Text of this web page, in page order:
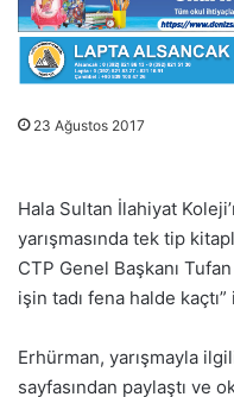
23 Ağustos 2017
Hala Sultan İlahiyat
yarışmasında tek tip
CTP Genel Başkanı
işin tadı fena halde
Erhürman, yarışmayla
sayfasından paylaştı ve